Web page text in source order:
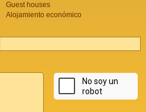
Guest houses
Alojamiento económico